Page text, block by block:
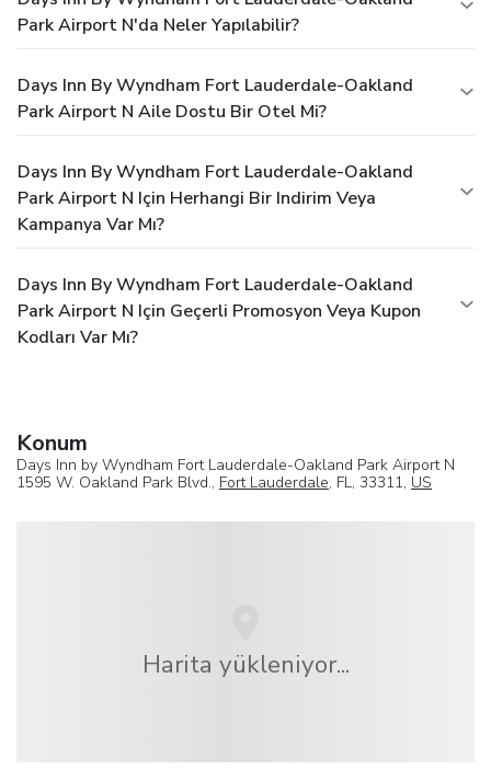
Park Airport N'da Neler Yapılabilir?
Days Inn By Wyndham Fort Lauderdale-Oakland
Park Airport N Aile Dostu Bir Otel Mi?
Days Inn By Wyndham Fort Lauderdale-Oakland
Park Airport N Için Herhangi Bir Indirim Veya
Kampanya Var Mı?
Days Inn By Wyndham Fort Lauderdale-Oakland
Park Airport N Için Geçerli Promosyon Veya Kupon
Kodları Var Mı?
Konum
Days Inn by Wyndham Fort Lauderdale-Oakland Park Airport N
1595 W. Oakland Park Blvd., Fort Lauderdale, FL, 33311, US
Harita yükleniyor...